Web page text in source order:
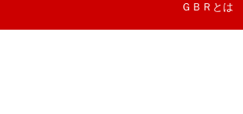
ＧＢＲとは